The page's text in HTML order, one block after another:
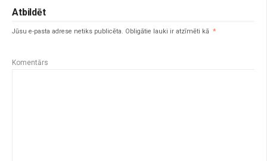
Atbildēt
Jūsu e-pasta adrese netiks publicēta. Obligātie lauki ir atzīmēti kā *
Komentārs